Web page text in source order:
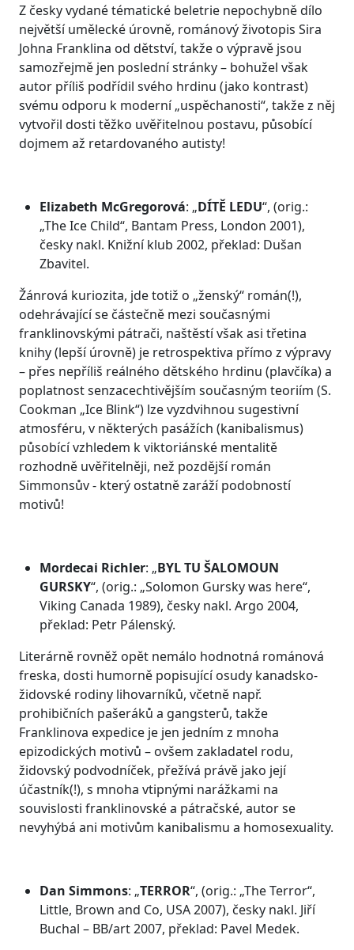
Z česky vydané tématické beletrie nepochybně dílo
největší umělecké úrovně, románový životopis Sira
Johna Franklina od dětství, takže o výpravě jsou
samozřejmě jen poslední stránky – bohužel však
autor příliš podřídil svého hrdinu (jako kontrast)
svému odporu k moderní „uspěchanosti“, takže z něj
vytvořil dosti těžko uvěřitelnou postavu, působící
dojmem až retardovaného autisty!
Elizabeth McGregorová: „DÍTĚ LEDU“, (orig.:
„The Ice Child“, Bantam Press, London 2001),
česky nakl. Knižní klub 2002, překlad: Dušan
Zbavitel.
Žánrová kuriozita, jde totiž o „ženský“ román(!),
odehrávající se částečně mezi současnými
franklinovskými pátrači, naštěstí však asi třetina
knihy (lepší úrovně) je retrospektiva přímo z výpravy
– přes nepříliš reálného dětského hrdinu (plavčíka) a
poplatnost senzacechtivějším současným teoriím (S.
Cookman „Ice Blink“) lze vyzdvihnou sugestivní
atmosféru, v některých pasážích (kanibalismus)
působící vzhledem k viktoriánské mentalitě
rozhodně uvěřitelněji, než pozdější román
Simmonsův - který ostatně zaráží podobností
motivů!
Mordecai Richler: „BYL TU ŠALOMOUN
GURSKY“, (orig.: „Solomon Gursky was here“,
Viking Canada 1989), česky nakl. Argo 2004,
překlad: Petr Pálenský.
Literárně rovněž opět nemálo hodnotná románová
freska, dosti humorně popisující osudy kanadsko-
židovské rodiny lihovarníků, včetně např.
prohibičních pašeráků a gangsterů, takže
Franklinova expedice je jen jedním z mnoha
epizodických motivů – ovšem zakladatel rodu,
židovský podvodníček, přežívá právě jako její
účastník(!), s mnoha vtipnými narážkami na
souvislosti franklinovské a pátračské, autor se
nevyhýbá ani motivům kanibalismu a homosexuality.
Dan Simmons: „TERROR“, (orig.: „The Terror“,
Little, Brown and Co, USA 2007), česky nakl. Jiří
Buchal – BB/art 2007, překlad: Pavel Medek.